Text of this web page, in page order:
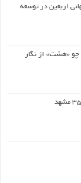
اربعین در توسعه
«هشت» از نگار